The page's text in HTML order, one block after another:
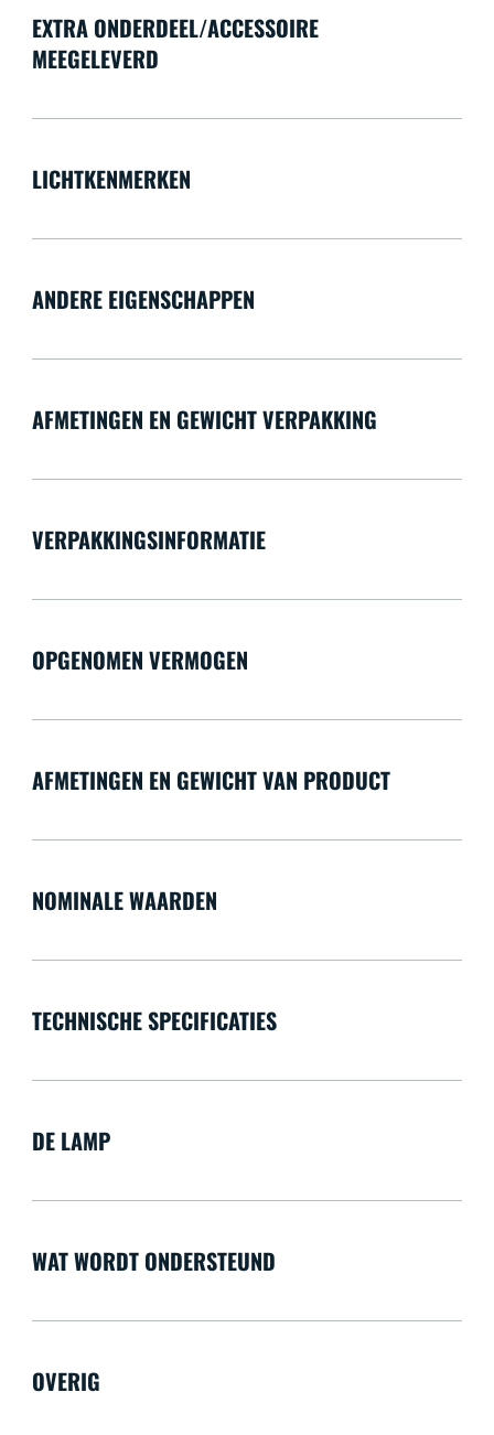
EXTRA ONDERDEEL/ACCESSOIRE
MEEGELEVERD
LICHTKENMERKEN
ANDERE EIGENSCHAPPEN
AFMETINGEN EN GEWICHT VERPAKKING
VERPAKKINGSINFORMATIE
OPGENOMEN VERMOGEN
AFMETINGEN EN GEWICHT VAN PRODUCT
NOMINALE WAARDEN
TECHNISCHE SPECIFICATIES
DE LAMP
WAT WORDT ONDERSTEUND
OVERIG